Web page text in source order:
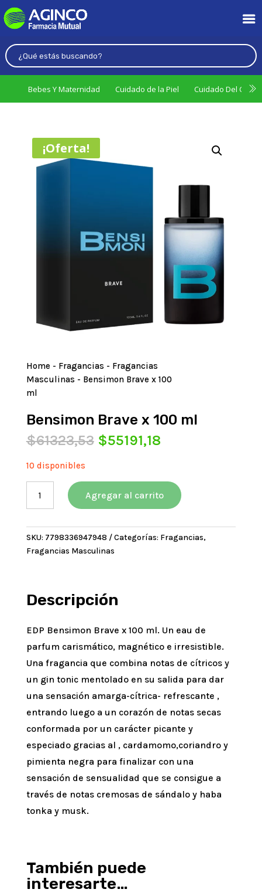
Bebes Y Maternidad Cuidado de la Piel Cuidado Del
¡Oferta!
Home - Fragancias - Fragancias
Masculinas - Bensimon Brave x 100
ml
Bensimon Brave x 100 ml
$61323,53 El
era:
$61323,53.
$55191,18El
es:
$55191,18.
10 disponibles
Bensimon
Brave
100
ml
cantidad
Agregar al carrito
SKU: 7798336947948 Categorías: Fragancias,
Fragancias Masculinas
Descripción
EDP Bensimon Brave x 100 ml. Un eau de
parfum carismático, magnético e irresistible.
Una fragancia que combina notas de cítricos y
un gin tonic mentolado en su salida para dar
una sensación amarga-cítrica- refrescante ,
entrando luego a un corazón de notas secas
conformada por un carácter picante y
especiado gracias al , cardamomo,coriandro y
pimienta negra para finalizar con una
sensación de sensualidad que se consigue a
través de notas cremosas de sándalo y haba
tonka y musk.
También puede
interesarte…